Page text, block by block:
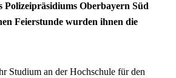
Polizeipräsidiums Oberbayern Süd
Feierstunde wurden ihnen die
Studium an der Hochschule für den